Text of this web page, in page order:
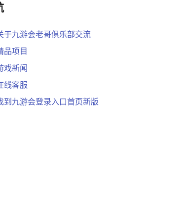
于九游会老哥俱乐部交流
品项目
戏新闻
线客服
到九游会登录入口首页新版